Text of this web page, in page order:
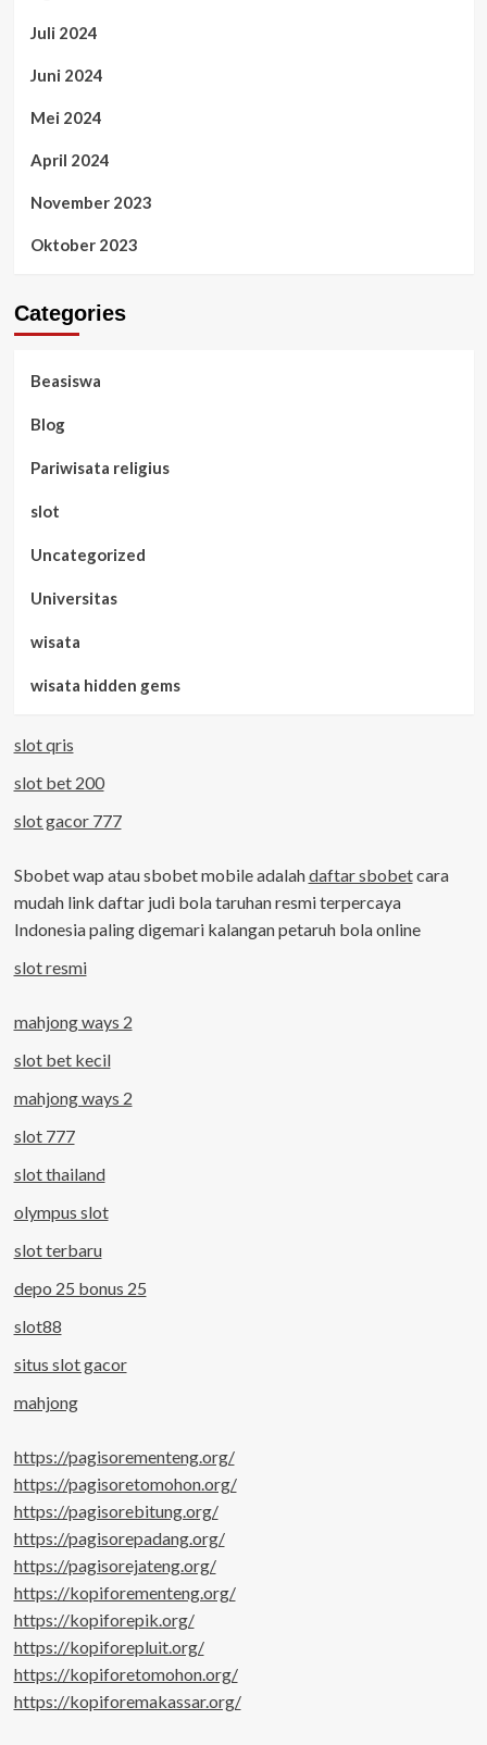
Juli 2024
Juni 2024
Mei 2024
April 2024
November 2023
Oktober 2023
Categories
Beasiswa
Blog
Pariwisata religius
slot
Uncategorized
Universitas
wisata
wisata hidden gems
slot qris
slot bet 200
slot gacor 777
Sbobet wap atau sbobet mobile adalahdaftar sbobetcara
mudah link daftar judi bola taruhan resmi terpercaya
Indonesia paling digemari kalangan petaruh bola online
slot resmi
mahjong ways 2
slot bet kecil
mahjong ways 2
slot 777
slot thailand
olympus slot
slot terbaru
depo 25 bonus 25
slot88
situs slot gacor
mahjong
https://pagisorementeng.org/
https://pagisoretomohon.org/
https://pagisorebitung.org/
https://pagisorepadang.org/
https://pagisorejateng.org/
https://kopiforementeng.org/
https://kopiforepik.org/
https://kopiforepluit.org/
https://kopiforetomohon.org/
https://kopiforemakassar.org/